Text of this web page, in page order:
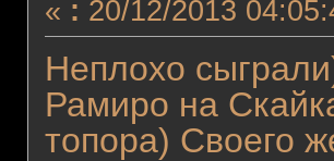
« : 20/12/2013
Неплохо
Рамиро на
топора) Своего